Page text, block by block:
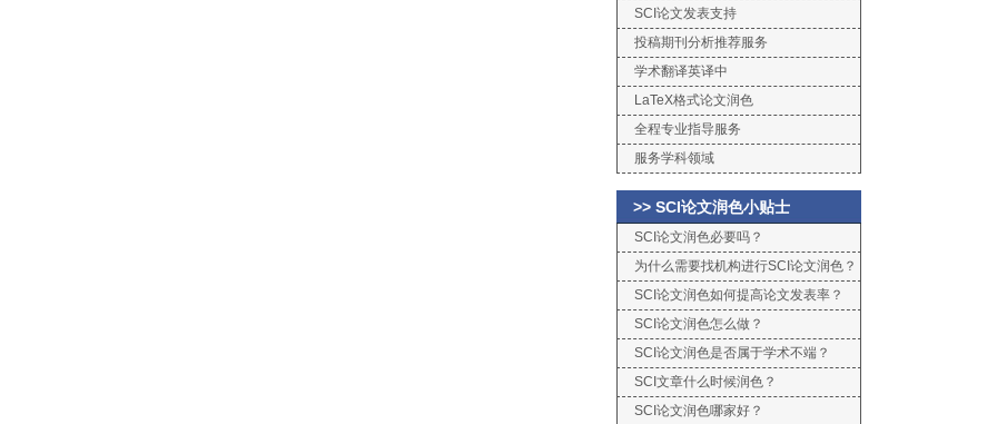
SCI论文发表支持
投稿期刊分析推荐服务
学术翻译英译中
LaTeX格式论文润色
全程专业指导服务
服务学科领域
>> SCI论文润色小贴士
SCI论文润色必要吗？
为什么需要找机构进行SCI论文润色？
SCI论文润色如何提高论文发表率？
SCI论文润色怎么做？
SCI论文润色是否属于学术不端？
SCI文章什么时候润色？
SCI论文润色哪家好？